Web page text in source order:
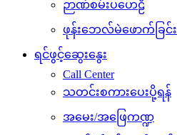
ဉာဏ်စမ်းပဟေဠိ
ဖုန်းဘေလ်မဲဖောက်ခြင်း
ရင်ဖွင့်ဆွေးနွေး
Call Center
သတင်းစကားပေးပို့ရန်
အမေး/အဖြေကဏ္ဍ